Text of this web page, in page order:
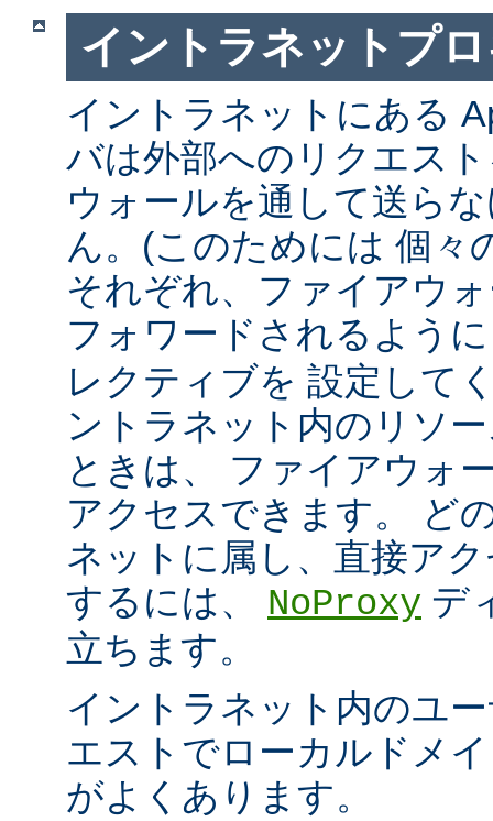
イントラネットプ
イントラネットにある
バは外部へのリクエス
ウォールを通して送ら
ん。(このためには 個々
それぞれ、ファイアウ
フォワードされるよう
レクティブを 設定して
ントラネット内のリソ
ときは、 ファイアウォ
アクセスできます。 ど
ネットに属し、直接ア
するには、 NoProxy デ
立ちます。
イントラネット内のユ
エストでローカルドメ
がよくあります。